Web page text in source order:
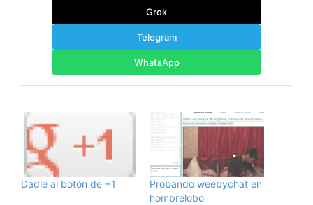
Grok
Telegram
WhatsApp
Dadle al botón de +1
Probando weebychat en
hombrelobo